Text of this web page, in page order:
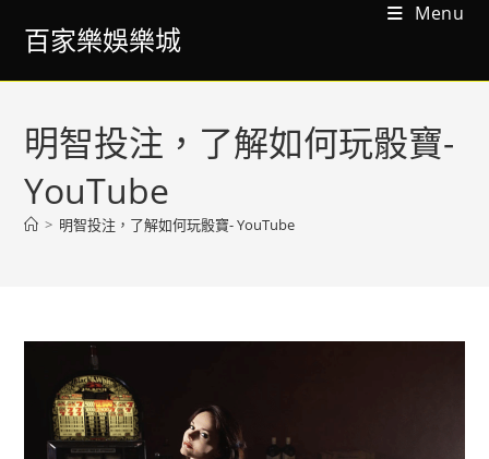
百家樂娛樂城
Menu
明智投注，了解如何玩骰寶-
YouTube
> 明智投注，了解如何玩骰寶- YouTube